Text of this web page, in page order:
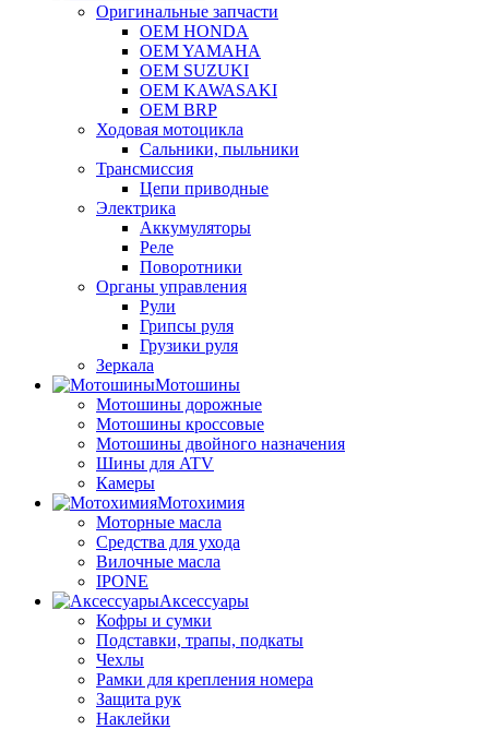
Оригинальные запчасти
OEM HONDA
OEM YAMAHA
OEM SUZUKI
OEM KAWASAKI
OEM BRP
Ходовая мотоцикла
Сальники, пыльники
Трансмиссия
Цепи приводные
Электрика
Аккумуляторы
Реле
Поворотники
Органы управления
Рули
Грипсы руля
Грузики руля
Зеркала
Мотошины
Мотошины дорожные
Мотошины кроссовые
Мотошины двойного назначения
Шины для ATV
Камеры
Мотохимия
Моторные масла
Средства для ухода
Вилочные масла
IPONE
Аксессуары
Кофры и сумки
Подставки, трапы, подкаты
Чехлы
Рамки для крепления номера
Защита рук
Наклейки